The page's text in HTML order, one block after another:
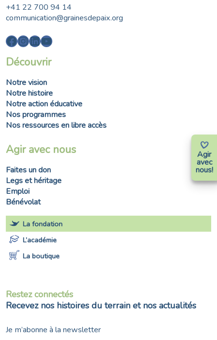
Agir
avec
nous!
+41 22 700 94 14
communication@grainesdepaix.org
Facebook
Instagram
LinkedIn
YouTube
Découvrir
Notre vision
Notre histoire
Notre action éducative
Nos programmes
Nos ressources en libre accès
Agir avec nous
Faites un don
Legs et héritage
Emploi
Bénévolat
La fondation
L’académie
La boutique
Restez connectés
Recevez nos histoires du terrain et nos actualités
Je m’abonne à la newsletter